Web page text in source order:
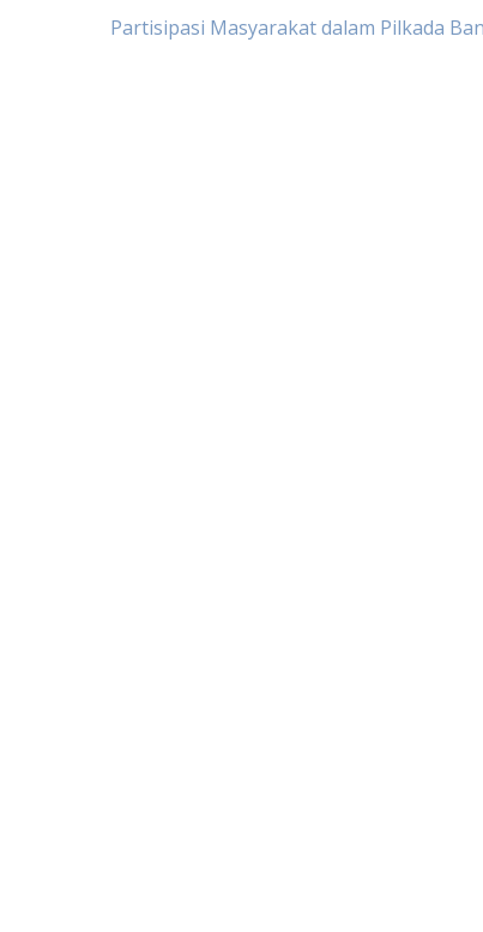
Post
Partisipasi Masyarakat dalam Pilkada